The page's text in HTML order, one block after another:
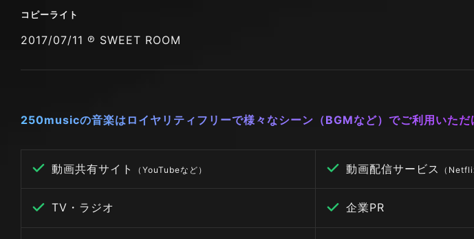
コピーライト
2017/07/11 ℗ SWEET ROOM
250musicの音楽はロイヤリティフリーで様々なシーン（BGMなど）でご利用いただ
動画共有サイト （YouTubeなど） 動画配信サービス （
TV・ラジオ 企業PR